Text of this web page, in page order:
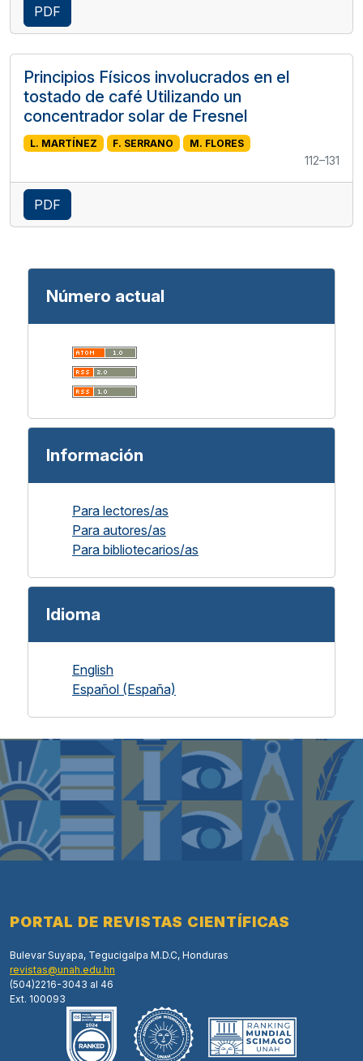
PDF
Principios Físicos involucrados en el
tostado de café Utilizando un
concentrador solar de Fresnel
L. MARTÍNEZ F. SERRANO M. FLORES
112–131
PDF
Número actual
Información
Para lectores/as
Para autores/as
Para bibliotecarios/as
Idioma
English
Español (España)
PORTAL DE REVISTAS CIENTÍFICAS
Bulevar Suyapa, Tegucigalpa M.D.C, Honduras
revistas@unah.edu.hn
(504)2216-3043 al 46
Ext. 100093